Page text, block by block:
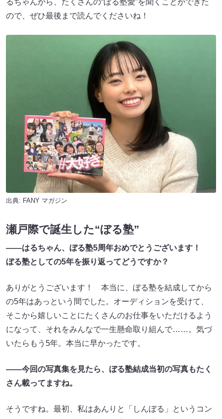
るちゃんから、たくさんの“ぼる塾愛”を聞くことができた
ので、ぜひ最後まで読んでくださいね！
出典: FANY マガジン
瀬戸際で誕生した“ぼる塾”
――はるちゃん、ぼる塾5周年おめでとうございます！
ぼる塾としての5年を振り返ってどうですか？
ありがとうございます！ 本当に、ぼる塾を結成してから
の5年はあっという間でした。オーディションを受けて、
そこから嬉しいことにたくさんのお仕事をいただけるよう
になって、それをみんなで一生懸命取り組んで……。気づ
いたらもう5年。本当に早かったです。
――今回の写真集を見たら、 ぼる塾結成当初の写真もたく
さん載ってますね。
そうですね。最初、私はあんりと「しんぼる」というコン